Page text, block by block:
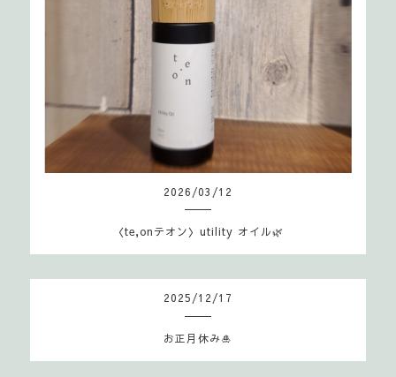
2026/03 /12
〈te,onテオン〉utility オイル🌿
2025/12/17
お正月休み🎍